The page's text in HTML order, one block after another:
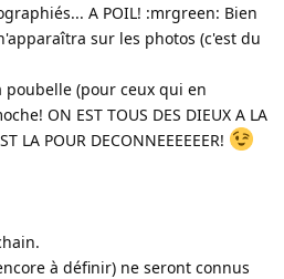
A POIL! :mrgreen: Bien
sur les photos (c'est du
poubelle (pour ceux qui en
ON EST TOUS DES DIEUX A LA
LA POUR DECONNEEEEEER!
à définir) ne seront connus